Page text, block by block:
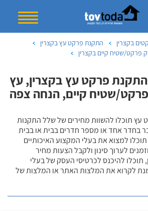
בקצרין
התקנת פרקט עץ בקצרין
פרקט/שטיח קיים בקצרין
התקנת פרקט עץ בקצרין, עץ
פרקט/שטיח קיים, הנחה צפה
עץ תוכלו להשוות מחירים של שלל התקנות
בחדר אחד או מספר חדרים בבית או בבית
למצוא את בעלי המקצוע האיכותיים
לערוך סינון ולקבל הצעות מחיר
תוכלו להיכנס לכרטיסי העסק של בעלי
לקרוא את המלצות האתר או המלצות של